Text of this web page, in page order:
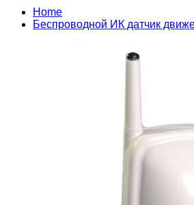
Home
Беспроводной ИК датчик